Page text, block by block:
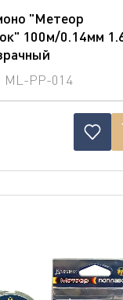
"Метеор
100м/0.14мм
ML-PP-014